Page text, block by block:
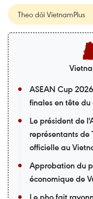
Theo dõi VietnamPlus
ASEAN Cup
finales en tête
Le président de
représentants
officielle au
Approbation du
économique de